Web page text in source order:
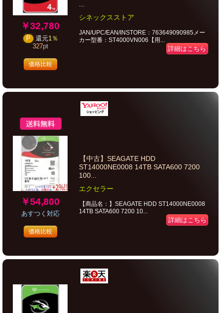
￥32,780
P 還元1％
327pt
価格比較
シネックスストア
JAN/UPC/EAN/INSTORE：763649090985メー
カー型番：ST4000VN006【用...
詳細はこちら
￥54,800
あすつく対応
価格比較
【中古】SEAGATE HDD
ST14000NE0008 14TB SATA600 7200
100...
エクセラー
【商品名：】SEAGATE HDD ST14000NE0008
14TB SATA600 7200 10...
詳細はこちら